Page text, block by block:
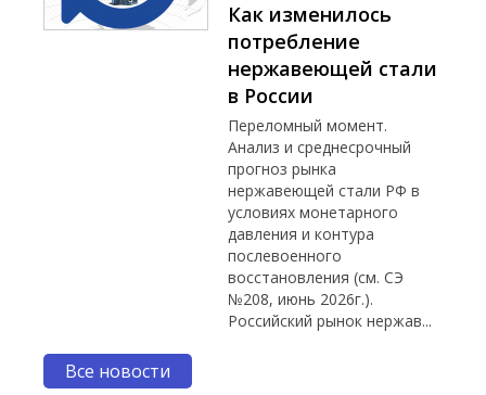
Как изменилось
потребление
нержавеющей стали
в России
Переломный момент.
Анализ и среднесрочный
прогноз рынка
нержавеющей стали РФ в
условиях монетарного
давления и контура
послевоенного
восстановления (см. СЭ
№208, июнь 2026г.).
Российский рынок нержав...
Все новости